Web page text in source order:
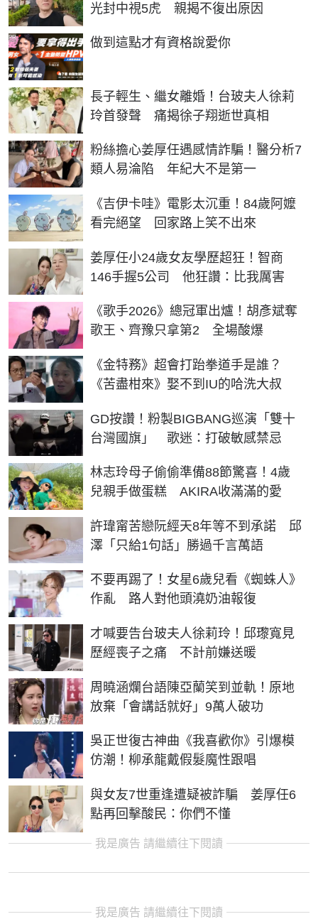
光封中視5虎 親揭不復出原因
做到這點才有資格說愛你
PR
長子輕生、繼女離婚！台玻夫人徐莉
玲首發聲 痛揭徐子翔逝世真相
粉絲擔心姜厚任遇感情詐騙！醫分析7
類人易淪陷 年紀大不是第一
《吉伊卡哇》電影太沉重！84歲阿嬤
看完絕望 回家路上笑不出來
姜厚任小24歲女友學歷超狂！智商
146手握5公司 他狂讚：比我厲害
《歌手2026》總冠軍出爐！胡彥斌奪
歌王、齊豫只拿第2 全場酸爆
《金特務》超會打跆拳道手是誰？
《苦盡柑來》娶不到IU的哈洗大叔
GD按讚！粉製BIGBANG巡演「雙十
台灣國旗」 歌迷：打破敏感禁忌
林志玲母子偷偷準備88節驚喜！4歲
兒親手做蛋糕 AKIRA收滿滿的愛
許瑋甯苦戀阮經天8年等不到承諾 邱
澤「只給1句話」勝過千言萬語
不要再踢了！女星6歲兒看《蜘蛛人》
作亂 路人對他頭澆奶油報復
才喊要告台玻夫人徐莉玲！邱瓈寬見
歷經喪子之痛 不計前嫌送暖
周曉涵爛台語陳亞蘭笑到並軌！原地
放棄「會講話就好」9萬人破功
吳正世復古神曲《我喜歡你》引爆模
仿潮！柳承龍戴假髮魔性跟唱
與女友7世重逢遭疑被詐騙 姜厚任6
點再回擊酸民：你們不懂
我是廣告 請繼續往下閱讀
我是廣告 請繼續往下閱讀